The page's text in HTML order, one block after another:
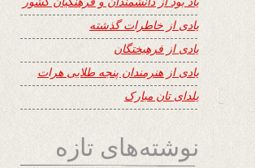
یادی از خاطرات گذشته
یادی از فرهیختگان
یادی از هنرمندان پنجه طلایی هرات
یلدای تان مبارک
نوشته‌های تازه